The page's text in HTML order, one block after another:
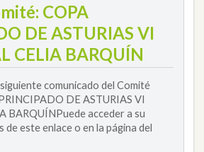
COPA
DE ASTURIAS VI
CELIA BARQUÍN
comunicado del Comité
DE ASTURIAS VI
BARQUÍNPuede acceder a su
este enlace o en la página del